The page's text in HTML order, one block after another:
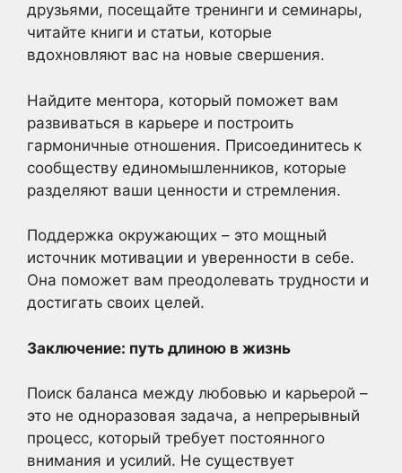
друзьями, посещайте тренинги и семинары,
читайте книги и статьи, которые
вдохновляют вас на новые свершения.
Найдите ментора, который поможет вам
развиваться в карьере и построить
гармоничные отношения. Присоединитесь к
сообществу единомышленников, которые
разделяют ваши ценности и стремления.
Поддержка окружающих – это мощный
источник мотивации и уверенности в себе.
Она поможет вам преодолевать трудности и
достигать своих целей.
Заключение: путь длиною в жизнь
Поиск баланса между любовью и карьерой –
это не одноразовая задача, а непрерывный
процесс, который требует постоянного
внимания и усилий. Не существует